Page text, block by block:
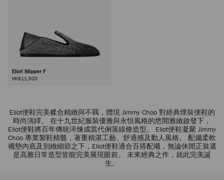
Eliot Slipper F
HK$11,500
Eliot便鞋完美糅合精緻與不羈，體現 Jimmy Choo 對經典煙裝便鞋的
時尚演繹。 在十九世紀服裝優雅與永恒風格的悠閒雅緻啟發下，
Eliot便鞋將百年傳統淬煉成當代俐落線條造型。 Eliot便鞋凝聚 Jimmy
Choo 專業製鞋精髓，著重精湛工藝、舒適感及動人風格。 配備柔軟
襯墊內底及別緻細節之下，Eliot便鞋適合百搭配襯，無論休閒正裝還
是高雅日常造型皆能完美展現眼前。 未來經典之作，就此完美誕
生。